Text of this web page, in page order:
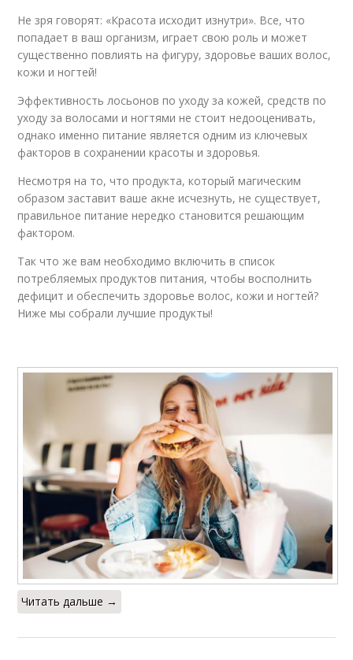
Не зря говорят: «Красота исходит изнутри». Все, что
попадает в ваш организм, играет свою роль и может
существенно повлиять на фигуру, здоровье ваших волос,
кожи и ногтей! ⁠
Эффективность лосьонов по уходу за кожей, средств по
уходу за волосами и ногтями не стоит недооценивать,
однако именно питание является одним из ключевых
факторов в сохранении красоты и здоровья.
Несмотря на то, что продукта, который магическим
образом заставит ваше акне исчезнуть, не существует,
правильное питание нередко становится решающим
фактором.
Так что же вам необходимо включить в список
потребляемых продуктов питания, чтобы восполнить
дефицит и обеспечить здоровье волос, кожи и ногтей?
Ниже мы собрали лучшие продукты!
Читать дальше →